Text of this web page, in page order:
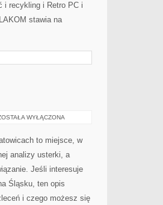
i recykling i Retro PC i
stawia na
WYŁĄCZONA
to miejsce, w
analizy usterki, a
Jeśli interesuje
Śląsku, ten opis
i czego możesz się